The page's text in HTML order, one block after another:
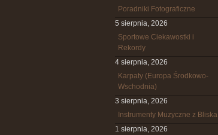
Poradniki Fotograficzne
5 sierpnia, 2026
Sportowe Ciekawostki i
Rekordy
4 sierpnia, 2026
Karpaty (Europa Środkowo-
Wschodnia)
3 sierpnia, 2026
Instrumenty Muzyczne z Bliska
1 sierpnia, 2026